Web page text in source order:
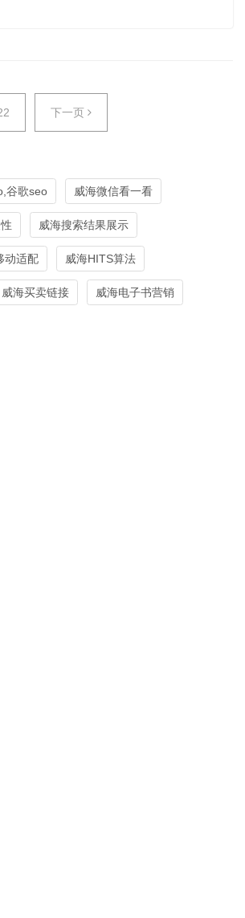
下一页
谷歌seo 威海微信看一看
威海搜索结果展示
动适配 威海HITS算法
威海买卖链接 威海电子书营销